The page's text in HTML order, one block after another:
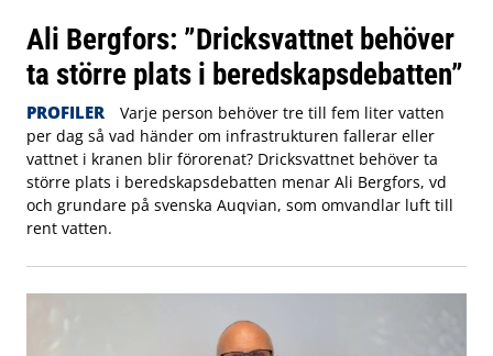
Ali Bergfors: ”Dricksvattnet behöver
ta större plats i beredskapsdebatten”
PROFILER
Varje person behöver tre till fem liter vatten
per dag så vad händer om infrastrukturen fallerar eller
vattnet i kranen blir förorenat? Dricksvattnet behöver ta
större plats i beredskapsdebatten menar Ali Bergfors, vd
och grundare på svenska Auqvian, som omvandlar luft till
rent vatten.